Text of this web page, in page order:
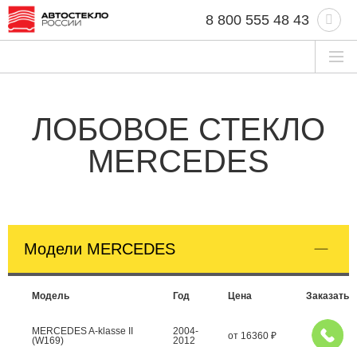
8 800 555 48 43
ЛОБОВОЕ СТЕКЛО
MERCEDES
Модели MERCEDES
Модель Год Цена Заказать
MERCEDES A-klasse II
(W169)
2004-
2012
от 16360 ₽